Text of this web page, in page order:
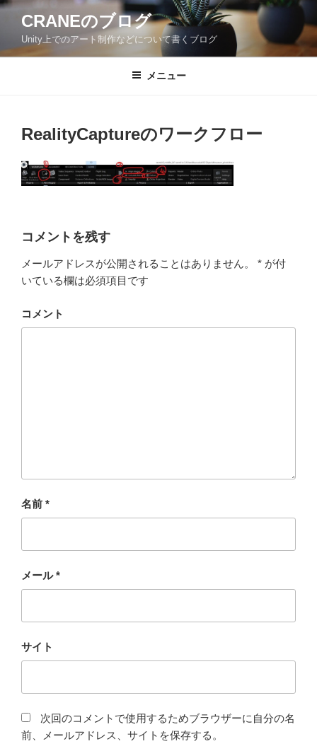
コ
ン
CRANEのブログ
Unity上でのアート制作などについて書くブログ
メニュー
RealityCaptureのワークフロー
コメントを残す
メールアドレスが公開されることはありません。 * が付
いている欄は必須項目です
コメント
名前 *
メール*
サイト
次回のコメントで使用するためブラウザーに自分の名
前、メールアドレス、サイトを保存する。